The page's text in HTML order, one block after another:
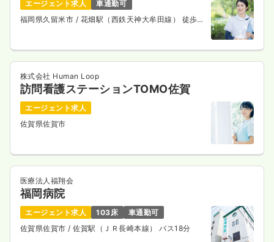
エージェント求人
車通勤可
福岡県久留米市 / 花畑駅（西鉄天神大牟田線） 徒歩6
株式会社 Human Loop
訪問看護ステーションTOMO佐賀
エージェント求人
佐賀県佐賀市
医療法人福翔会
福岡病院
エージェント求人 103床
車通勤可
佐賀県佐賀市 / 佐賀駅（ＪＲ長崎本線） バス18分